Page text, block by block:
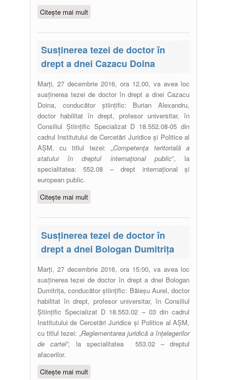
Citește mai multdespre Susţinerea tezei de doctor
Susţinerea tezei de doctor în
drept a dnei Cazacu Doina
Marți, 27 decembrie 2016, ora 12.00, va avea loc
susţinerea tezei de doctor în drept a dnei Cazacu
Doina, conducător ştiinţific: Burian Alexandru,
doctor habilitat în drept, profesor universitar, în
Consiliul Ştiinţific Specializat D 18.552.08-05 din
cadrul Institutului de Cercetări Juridice și Politice al
AŞM, cu titlul tezei:„Competența teritorială a
statului în dreptul internațional public”, la
specialitatea: 552.08 – drept internațional și
european public.
Citește mai multdespre Susţinerea tezei de doctor
Susţinerea tezei de doctor în
drept a dnei Bologan Dumitrița
Marți, 27 decembrie 2016, ora 15:00, va avea loc
susținerea tezei de doctor în drept a dnei Bologan
Dumitrița, conducător științific: Băieșu Aurel, doctor
habilitat în drept, profesor universitar, în Consiliul
Ştiinţific Specializat D 18.553.02 – 03 din cadrul
Institutului de Cercetări Juridice şi Politice al AȘM,
cu titlul tezei: „Reglementarea juridică a înţelegerilor
de cartel”, la specialitatea 553.02 – dreptul
afacerilor.
Citește mai multdespre Susţinerea tezei de doctor